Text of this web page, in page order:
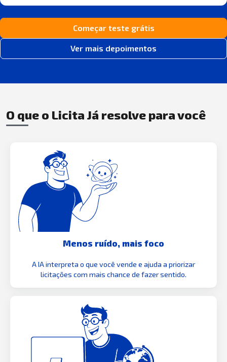
Começar teste grátis
Ver mais depoimentos
O que o Licita Já resolve para você
Menos ruído, mais foco
A IA interpreta o que você vende e ajuda a priorizar
licitações com mais chance de fazer sentido.